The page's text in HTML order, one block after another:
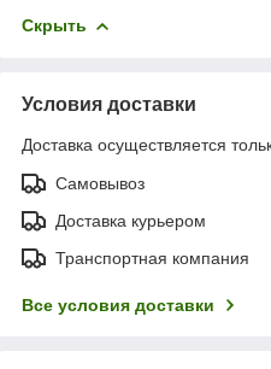
Скрыть
Условия доставки
Доставка осуществляется
Самовывоз
Доставка курьером
Транспортная компания
Все условия доставки